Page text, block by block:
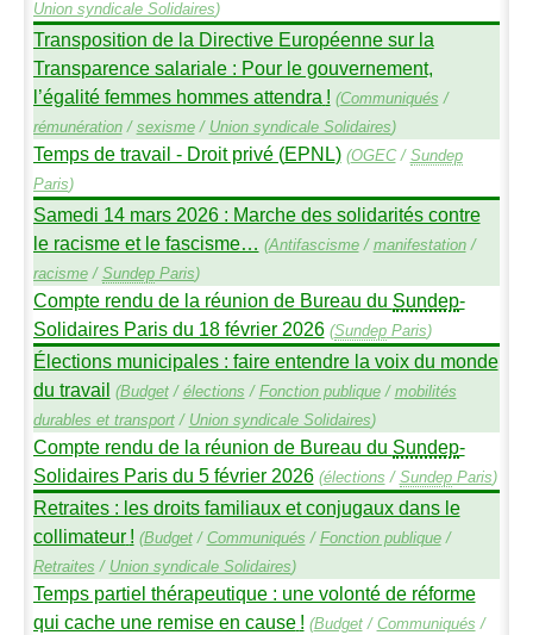
Union syndicale Solidaires)
Transposition de la Directive Européenne sur la
Transparence salariale : Pour le gouvernement,
l’égalité femmes hommes attendra ! (Communiqués /
rémunération/ sexisme/ Union syndicale Solidaires)
Temps de travail - Droit privé (EPNL) (OGEC/ Sundep
Paris)
Samedi 14 mars 2026 : Marche des solidarités contre
le racisme et le fascisme… (Antifascisme/ manifestation/
racisme/ SundepParis)
Compte rendu de la réunion de Bureau du Sundep-
Solidaires Paris du 18 février 2026 (SundepParis)
Élections municipales : faire entendre la voix du monde
du travail (Budget/ élections / Fonction publique/ mobilités
durables et transport/ Union syndicale Solidaires)
Compte rendu de la réunion de Bureau du Sundep-
Solidaires Paris du 5 février 2026 (élections / SundepParis)
Retraites : les droits familiaux et conjugaux dans le
collimateur ! (Budget/ Communiqués / Fonction publique/
Retraites / Union syndicale Solidaires)
Temps partiel thérapeutique : une volonté de réforme
qui cache une remise en cause ! (Budget/ Communiqués /